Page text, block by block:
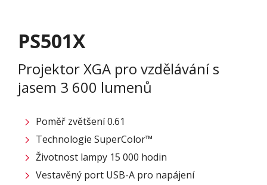
PS501X
Projektor XGA pro vzdělávání s
jasem 3 600 lumenů
Poměř zvětšení 0.61
Technologie SuperColor™
Životnost lampy 15 000 hodin
Vestavěný port USB-A pro napájení